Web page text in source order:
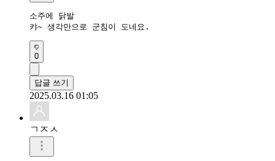
소주에 닭발
캬~ 생각만으로 군침이 도네요.
0
답글 쓰기
2025.03.16 01:05
ㄱㅈㅅ